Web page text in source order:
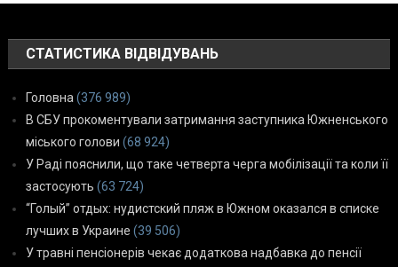
СТАТИСТИКА ВІДВІДУВАНЬ
Головна (376 989)
В СБУ прокоментували затримання заступника Южненського
міського голови (68 924)
У Раді пояснили, що таке четверта черга мобілізації та коли її
застосують (63 724)
“Голый” отдых: нудистский пляж в Южном оказался в списке
лучших в Украине (39 506)
У травні пенсіонерів чекає додаткова надбавка до пенсії